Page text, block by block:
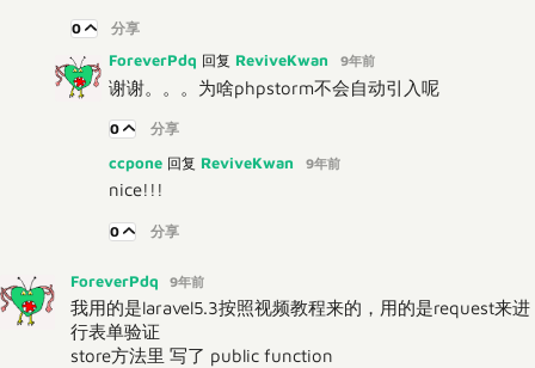
0 分享
ForeverPdq 回复 ReviveKwan 9年前
谢谢。。。为啥phpstorm不会自动引入呢
0 分享
ccpone 回复 ReviveKwan 9年前
nice!!!
0 分享
ForeverPdq 9年前
我用的是laravel5.3按照视频教程来的，用的是request来进
行表单验证
store方法里 写了 public function